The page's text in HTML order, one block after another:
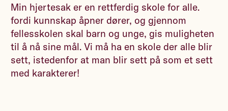
Min hjertesak er en rettferdig skole for alle.
fordi kunnskap åpner dører, og gjennom
fellesskolen skal barn og unge, gis muligheten
til å nå sine mål. Vi må ha en skole der alle blir
sett, istedenfor at man blir sett på som et sett
med karakterer!